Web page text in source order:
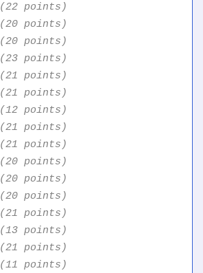
(22 points)
(20 points)
(20 points)
(23 points)
(21 points)
(21 points)
(12 points)
(21 points)
(21 points)
(20 points)
(20 points)
(20 points)
(21 points)
(13 points)
(21 points)
(11 points)